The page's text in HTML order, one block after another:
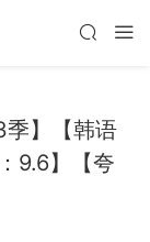
季】【韩语
9.6】【夸